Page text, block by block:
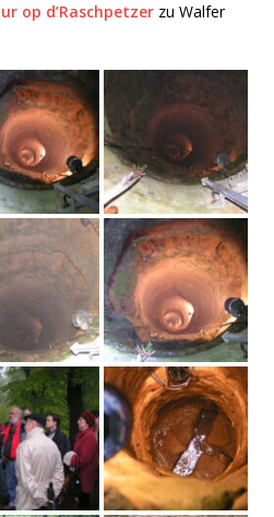
op d’Raschpetzer zu Walfer